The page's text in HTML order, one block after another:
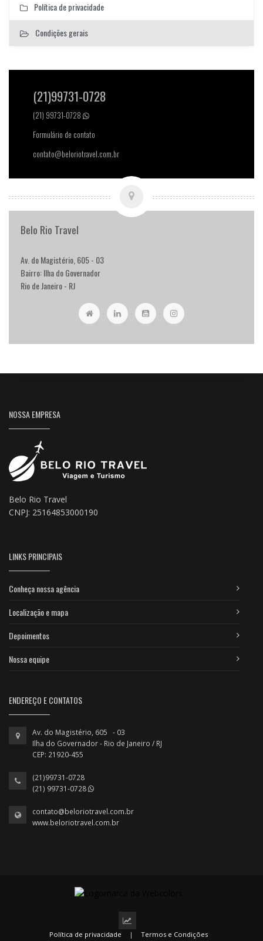
Política de privacidade
Condições gerais
(21)99731-0728
(21) 99731-0728
Formulário de contato
contato@beloriotravel.com.br
Belo Rio Travel
Av. do Magistério, 605 - 03
Bairro: Ilha do Governador
Rio de Janeiro - RJ
NOSSA EMPRESA
Belo Rio Travel
CNPJ: 25164853000190
LINKS PRINCIPAIS
Conheça nossa agência
Localização e mapa
Depoimentos
Nossa equipe
ENDEREÇO E CONTATOS
Av. do Magistério, 605 - 03
Ilha do Governador - Rio de Janeiro / RJ
CEP: 21920-455
(21)99731-0728
(21) 99731-0728
contato@beloriotravel.com.br
www.beloriotravel.com.br
Política de privacidade |
Termos e Condições